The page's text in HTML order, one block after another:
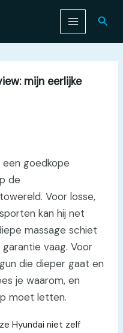
mijn eerlijke
een goedkope
de
Voor losse,
kan hij net
massage schiet
vaag. Voor
die dieper gaat en
je waarom, en
moet letten.
Hyundai niet zelf